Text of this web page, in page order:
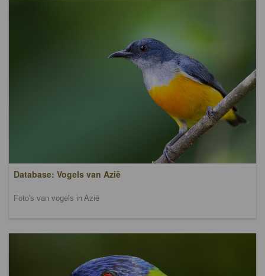
Database: Vogels van Azië
Foto's van vogels in Azië